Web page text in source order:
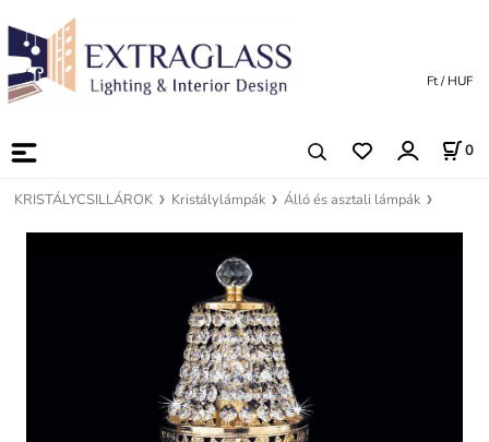
0
Ft / HUF
KRISTÁLYCSILLÁROK Kristálylámpák Álló és asztali lámpák